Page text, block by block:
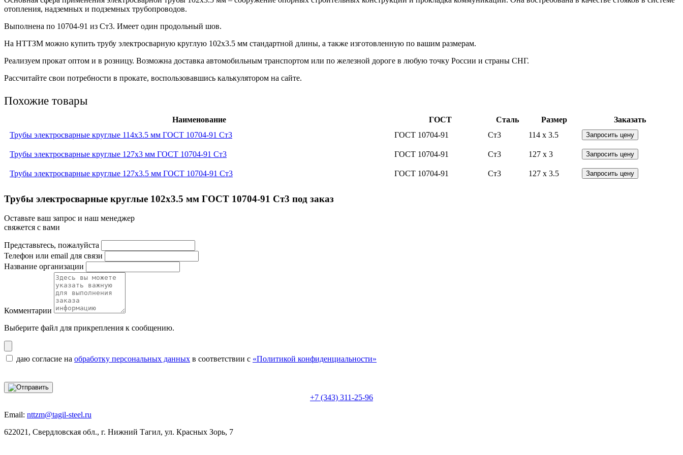
отопления, надземных и подземных трубопроводов.
Выполнена по 10704-91 из Ст3. Имеет один продольный шов.
На НТТЗМ можно купить трубу электросварную круглую 102х3.5 мм стандартной длины, а также изготовленную по вашим размерам.
Реализуем прокат оптом и в розницу. Возможна доставка автомобильным транспортом или по железной дороге в любую точку России и страны СНГ.
Рассчитайте свои потребности в прокате, воспользовавшись калькулятором на сайте.
Похожие товары
Наименование ГОСТ Сталь Размер
Заказать
Трубы электросварные круглые 114x3.5 мм ГОСТ 10704-91 Ст3
ГОСТ 10704-91 Ст3 114 x 3.5 Запросить цену
Трубы электросварные круглые 127x3 мм ГОСТ 10704-91 Ст3 ГОСТ 10704-91 Ст3 127 x 3 Запросить цену
Трубы электросварные круглые 127x3.5 мм ГОСТ 10704-91 Ст3 ГОСТ 10704-91 Ст3 127 x 3.5 Запросить цену
Трубы электросварные круглые 102x3.5 мм ГОСТ 10704-91 Ст3 под заказ
Оставьте ваш запрос и наш менеджер
свяжется с вами
Представьтесь, пожалуйста
Телефон или email для связи
Название организации
Комментарии
Выберите файл для прикрепления к сообщению.
даю согласие на обработку персональных данных в соответствии с «Политикой конфиденциальности»
+7 (343) 311-25-96
Email: nttzm@tagil-steel.ru
622021, Свердловская обл., г. Нижний Тагил, ул. Красных Зорь, 7